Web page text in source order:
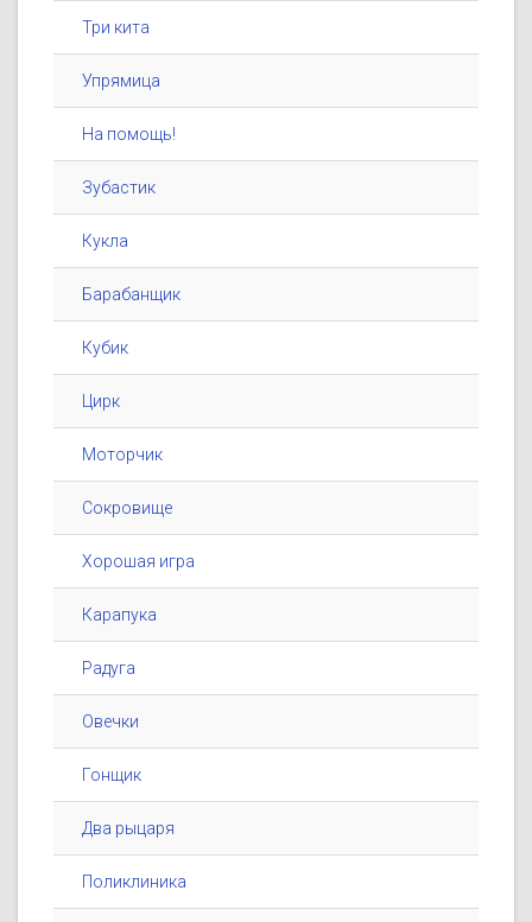
Три кита
Упрямица
На помощь!
Зубастик
Кукла
Барабанщик
Кубик
Цирк
Моторчик
Сокровище
Хорошая игра
Карапука
Радуга
Овечки
Гонщик
Два рыцаря
Поликлиника